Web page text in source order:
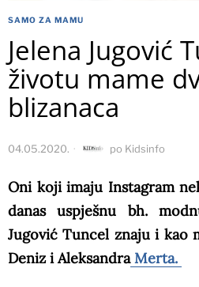
SAMO ZA MAMU
Jelena Jugović
životu mame
blizanaca
04.05.2020. po Kidsinfo
Oni koji imaju Instagram
danas uspješnu bh.
Jugović Tuncel znaju i kao
Deniz i AleksandraMerta.